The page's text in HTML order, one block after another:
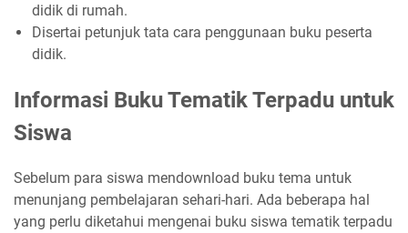
didik di rumah.
Disertai petunjuk tata cara penggunaan buku peserta
didik.
Informasi Buku Tematik Terpadu untuk
Siswa
Sebelum para siswa mendownload buku tema untuk
menunjang pembelajaran sehari-hari. Ada beberapa hal
yang perlu diketahui mengenai buku siswa tematik terpadu